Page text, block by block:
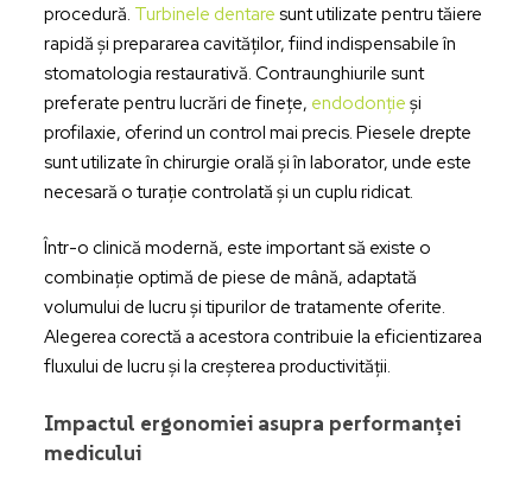
procedură. Turbinele dentare sunt utilizate pentru tăiere
rapidă și prepararea cavităților, fiind indispensabile în
stomatologia restaurativă. Contraunghiurile sunt
preferate pentru lucrări de finețe, endodonție și
profilaxie, oferind un control mai precis. Piesele drepte
sunt utilizate în chirurgie orală și în laborator, unde este
necesară o turație controlată și un cuplu ridicat.
Într-o clinică modernă, este important să existe o
combinație optimă de piese de mână, adaptată
volumului de lucru și tipurilor de tratamente oferite.
Alegerea corectă a acestora contribuie la eficientizarea
fluxului de lucru și la creșterea productivității.
Impactul ergonomiei asupra performanței
medicului